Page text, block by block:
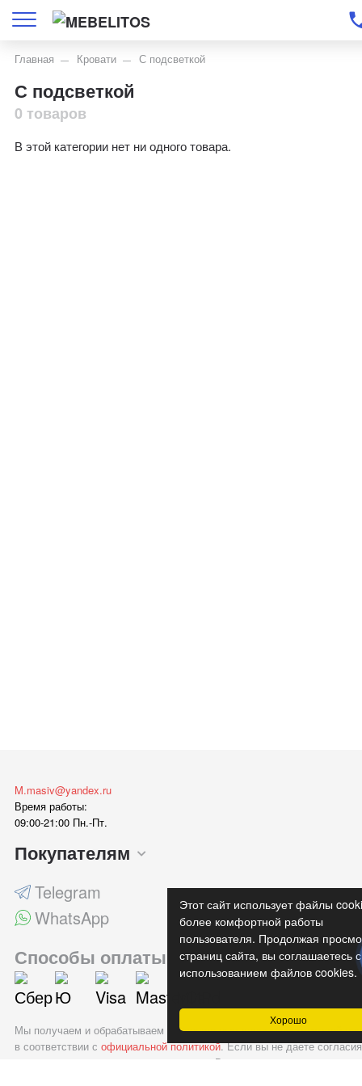
Хорошо
Этот сайт использует файлы
более комфортной работы
пользователя. Продолжая
страниц сайта, вы соглашаетесь с
использованием файлов cookies.
Главная Кровати С подсветкой
С подсветкой
0 товаров
В этой категории нет ни одного товара.
M.masiv@yandex.ru
Время работы:
09:00-21:00 Пн.-Пт.
Покупателям
Telegram
WhatsApp
Способы оплаты
Мы получаем и обрабатываем персональные данные посетителей
в соответствии софициальной политикой. Если вы не даете
обработку своих персональных данных, Вам необходимо покинуть